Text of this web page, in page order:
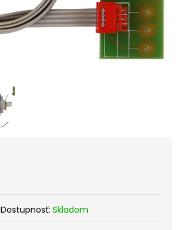
Dostupnosť: Skladom